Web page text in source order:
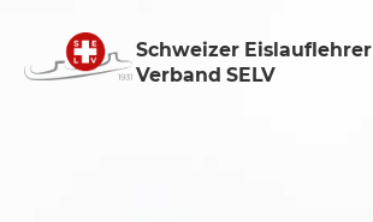
Schweizer Eislauflehrer
Verband SELV